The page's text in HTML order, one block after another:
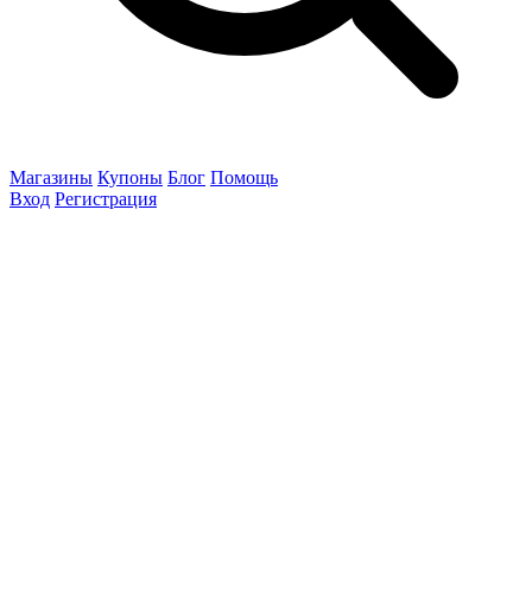
Магазины Купоны Блог Помощь
Вход Регистрация